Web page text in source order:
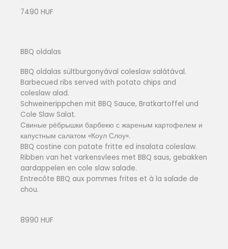
7490 HUF
BBQ oldalas
BBQ oldalas sültburgonyával coleslaw salátával.
Barbecued ribs served with potato chips and
coleslaw alad.
Schweinerippchen mit BBQ Sauce, Bratkartoffel und
Cole Slaw Salat.
Cвиные рёбрышки барбекю с жареным картофелем и
капустным салатом «Коул Слоу».
BBQ costine con patate fritte ed insalata coleslaw.
Ribben van het varkensvlees met BBQ saus, gebakken
aardappelen en cole slaw salade.
Entrecôte BBQ aux pommes frites et à la salade de
chou.
8990 HUF